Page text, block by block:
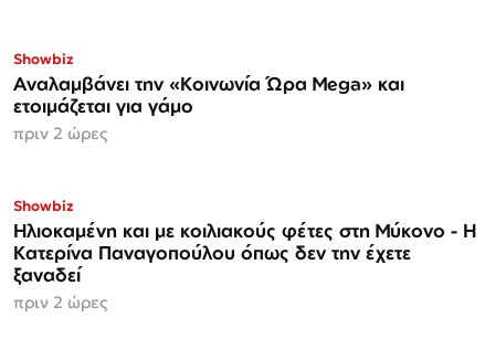
Showbiz
Αναλαμβάνει την «Κοινωνία Ώρα Mega» και
ετοιμάζεται για γάμο
πριν 2 ώρες
Showbiz
Ηλιοκαμένη και με κοιλιακούς φέτες στη Μύκονο - Η
Κατερίνα Παναγοπούλου όπως δεν την έχετε
ξαναδεί
πριν 2 ώρες